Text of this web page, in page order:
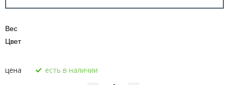
Вес
Цвет
цена есть в наличии